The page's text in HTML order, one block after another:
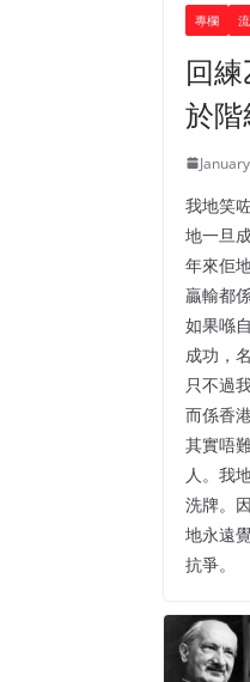
專欄
回
於階
我地笑
地一旦
年來佢
贏輸都
如果喺
成功，
只不過
而係香
其實唔
人。我
洗牌。
地永遠
抗爭。